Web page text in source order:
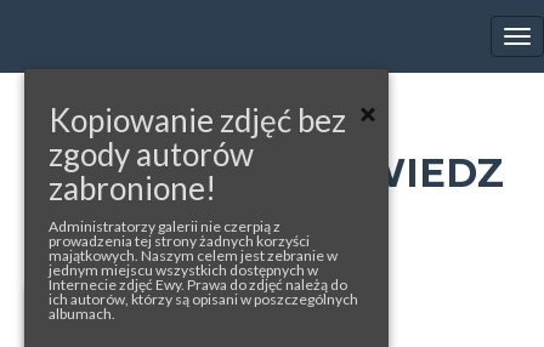
« back to album
COCA-COLA, POWIEDZ
TO PIOSENKĄ
Kopiowanie zdjęć bez
zgody autorów
zabronione!
Administratorzy galerii nie czerpią z
prowadzenia tej strony żadnych korzyści
majątkowych. Naszym celem jest zebranie w
jednym miejscu wszystkich dostępnych w
Internecie zdjęć Ewy. Prawa do zdjęć należą do
ich autorów, którzy są opisani w poszczególnych
albumach.